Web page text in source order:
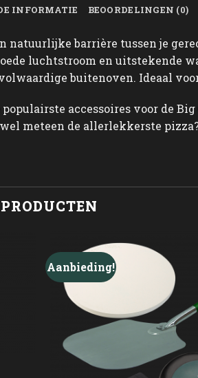
INFORMATIE BEOORDELINGEN (0)
natuurlijke barrière tussen je
luchtstroom en
buitenoven. Ideaal
populairste accessoires voor de
meteen de allerlekkerste
Aanbieding!